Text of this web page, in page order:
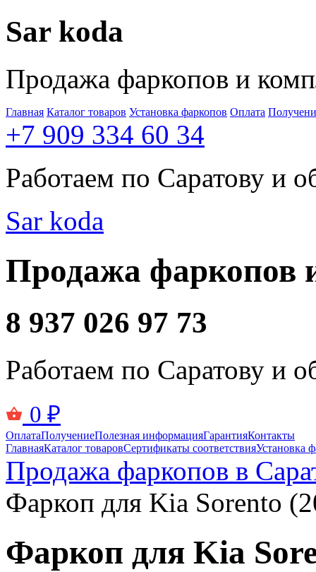
Sarkoda
Продажа фаркопов и
Главная Каталог товаров Установка фаркопов Оплата
+7 909 334 60 34
Работаем по Саратову и
Sar koda
Продажа фаркопов
8 937 026 97 73
Работаем по Саратову и
0 ₽
ОплатаПолучениеПолезная информацияГарантияКонтакты
ГлавнаяКаталог товаровСертификаты соответствияУстановка
Продажа фаркопов в
Фаркоп для Kia Sorento
Фаркоп для Kia